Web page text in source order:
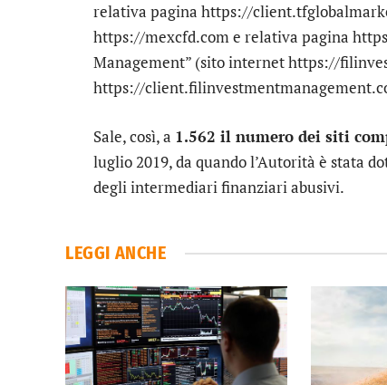
relativa pagina https://
https://mexcfd.com e relativa pagina
Management” (sito internet https://
https://
Sale, così, a 1.562 il numero dei siti
luglio 2019, da quando l’Autorità è stata
degli intermediari finanziari abusivi.
LEGGI ANCHE